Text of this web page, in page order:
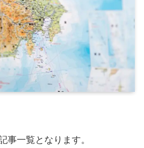
事一覧となります。